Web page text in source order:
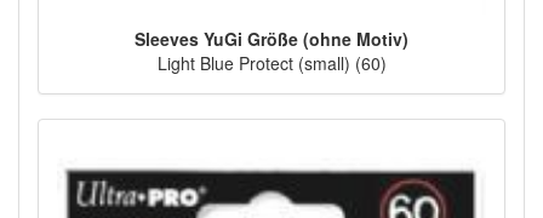
Sleeves YuGi Größe (ohne Motiv)
Light Blue Protect (small) (60)